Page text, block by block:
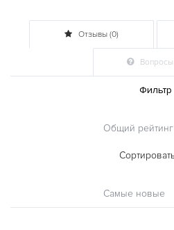
Отзывы (0)
Вопросы
Фильтр
Общий рейтинг
Самые новые